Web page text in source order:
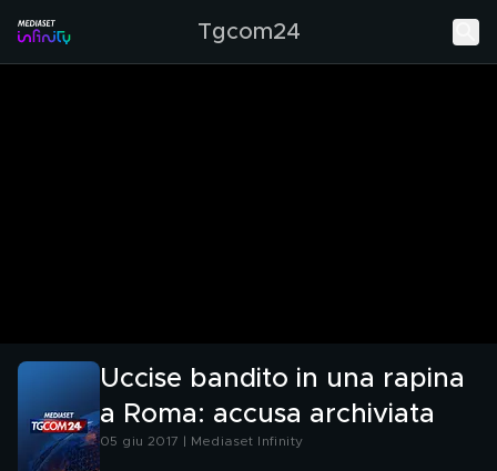
Tgcom24
Uccise bandito in una rapina
a Roma: accusa archiviata
05 giu 2017 | Mediaset Infinity